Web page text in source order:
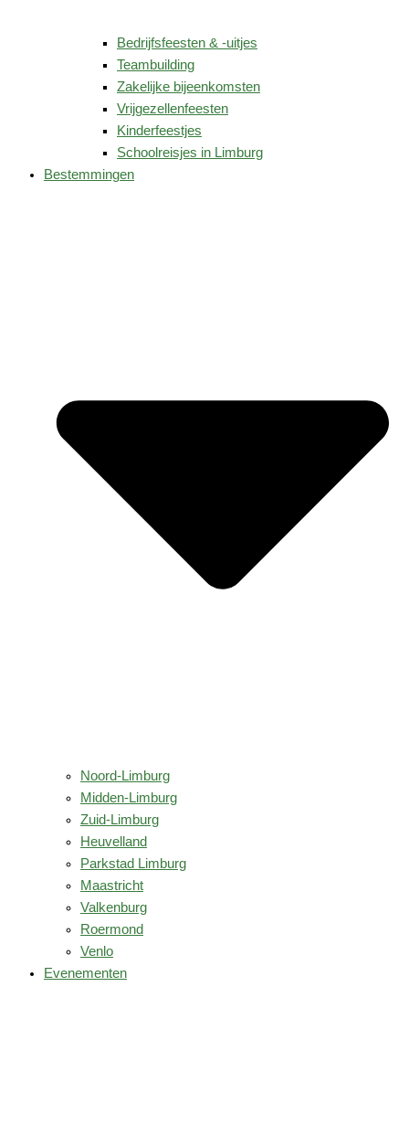
Bedrijfsfeesten & -uitjes
Teambuilding
Zakelijke bijeenkomsten
Vrijgezellenfeesten
Kinderfeestjes
Schoolreisjes in Limburg
Bestemmingen
Noord-Limburg
Midden-Limburg
Zuid-Limburg
Heuvelland
Parkstad Limburg
Maastricht
Valkenburg
Roermond
Venlo
Evenementen